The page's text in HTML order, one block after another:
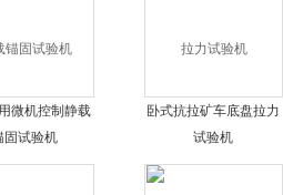
微机控制静载
固试验机
卧式抗拉矿车底盘拉力
试验机